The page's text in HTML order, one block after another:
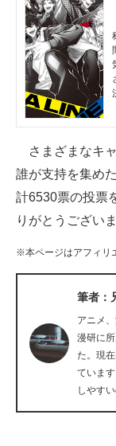
マーケ×ITの今が
ITエンジニア向け
企業向けIT製品
IT製品の技術・比
製造業のIT導入
モノづくり技術
エレクトロニク
電子設計の基本
建設×テクノロジ
ちょっと気にな
さまざまなキャ
誰が支持を集め
計6530票の投票
りがとうござい
※本ページはアフィリ
筆者：
アニメ
漫研に
た。現
ていま
しやす